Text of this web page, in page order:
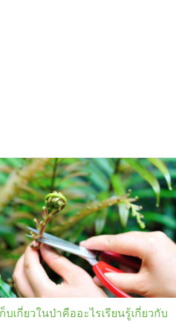
บเกี่ยวในป่าคืออะไรเรียนรู้เกี่ยวกับ